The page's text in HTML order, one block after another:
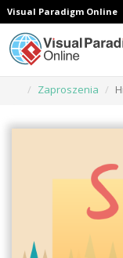
Visual Paradigm Online
Zaproszenia